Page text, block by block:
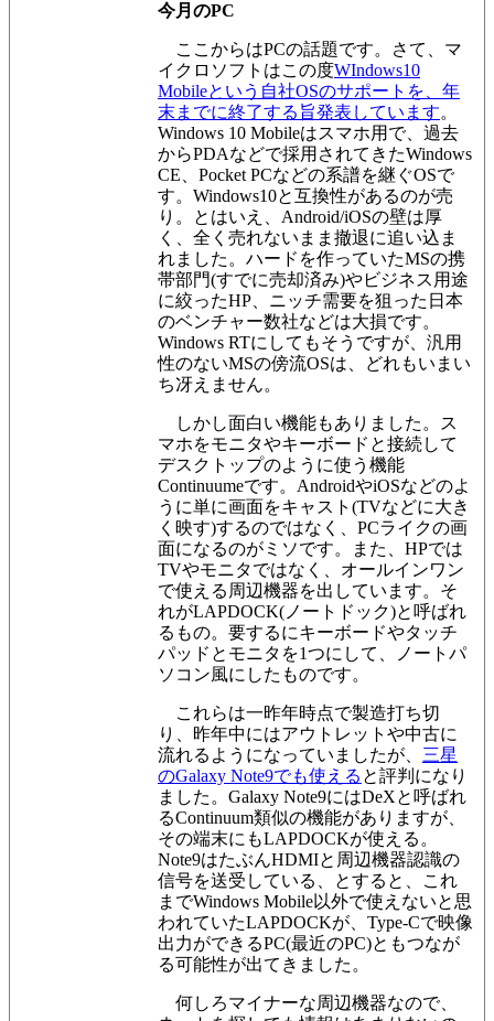
今月のPC
ここからはPCの話題です。さて、マ
イクロソフトはこの度WIndows10
Mobileという自社OSのサポートを、年
末までに終了する旨発表しています。
Windows 10 Mobileはスマホ用で、過去
からPDAなどで採用されてきたWindows
CE、Pocket PCなどの系譜を継ぐOSで
す。Windows10と互換性があるのが売
り。とはいえ、Android/iOSの壁は厚
く、全く売れないまま撤退に追い込ま
れました。ハードを作っていたMSの携
帯部門(すでに売却済み)やビジネス用途
に絞ったHP、ニッチ需要を狙った日本
のベンチャー数社などは大損です。
Windows RTにしてもそうですが、汎用
性のないMSの傍流OSは、どれもいまい
ち冴えません。
しかし面白い機能もありました。ス
マホをモニタやキーボードと接続して
デスクトップのように使う機能
Continuumeです。AndroidやiOSなどのよ
うに単に画面をキャスト(TVなどに大き
く映す)するのではなく、PCライクの画
面になるのがミソです。また、HPでは
TVやモニタではなく、オールインワン
で使える周辺機器を出しています。そ
れがLAPDOCK(ノートドック)と呼ばれ
るもの。要するにキーボードやタッチ
パッドとモニタを1つにして、ノートパ
ソコン風にしたものです。
これらは一昨年時点で製造打ち切
り、昨年中にはアウトレットや中古に
流れるようになっていましたが、 三星
のGalaxy Note9でも使える と評判になり
ました。Galaxy Note9にはDeXと呼ばれ
るContinuum類似の機能がありますが、
その端末にもLAPDOCKが使える。
Note9はたぶんHDMIと周辺機器認識の
信号を送受している、とすると、これ
までWindows Mobile以外で使えないと思
われていたLAPDOCKが、Type-Cで映像
出力ができるPC(最近のPC)ともつなが
る可能性が出てきました。
何しろマイナーな周辺機器なので、